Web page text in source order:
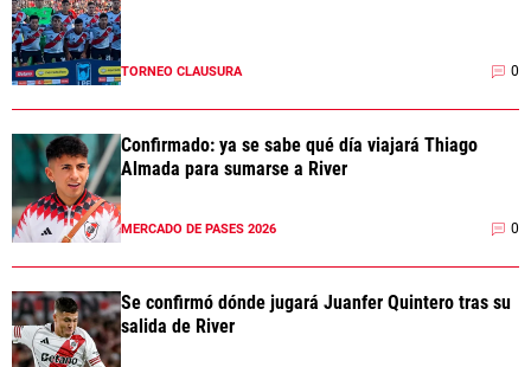
TORNEO CLAUSURA 0
Confirmado: ya se sabe qué día viajará Thiago
Almada para sumarse a River
MERCADO DE PASES 2026 0
Se confirmó dónde jugará Juanfer Quintero tras su
salida de River